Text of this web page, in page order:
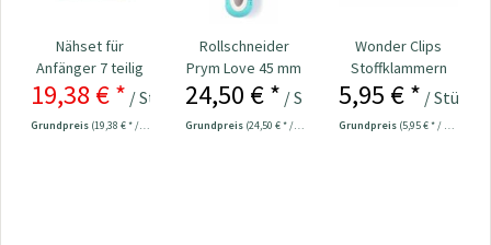
Nähset für
Anfänger 7 teilig
19,38 € * / Stück 24,98 € *
Grundpreis (19,38 € * / 1 Stück)
Rollschneider
Prym Love 45 mm
24,50 € * / Stück
Grundpreis (24,50 € * / 1 Stück)
Wonder Clips
Stoffklammern
klein - 20 Stück
5,95 € * / Stück
Grundpreis (5,95 € * / 1 Stück)